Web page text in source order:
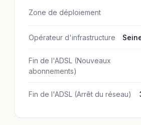
Zone de déploiement
Opérateur d'infrastructure
Fin de l'ADSL (Nouveaux
abonnements)
Fin de l'ADSL (Arrêt du réseau)